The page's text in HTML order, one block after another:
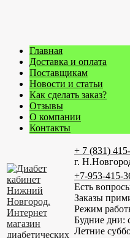
Главная
Доставка и оплата
Поставщикам
Новости и статьи
Как сделать заказ?
Отзывы
О компании
Контакты
+ 7 (831)
г.
+7-953-415-
Есть
Заказы
Режим
Будние дни:
Летние